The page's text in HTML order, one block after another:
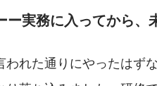
ー実務に入ってから、
われた通りにやったはず